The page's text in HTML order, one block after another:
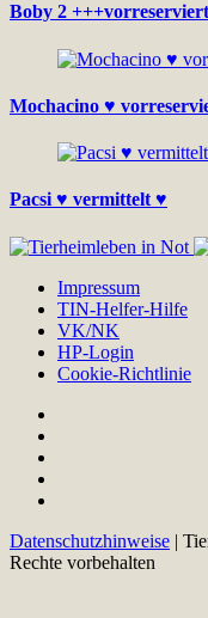
Boby 2
Mochacino ♥
Pacsi ♥ vermittelt ♥
Impressum
TIN-Helfer-Hilfe
VK/NK
HP-Login
Cookie-Richtlinie
Datenschutzhinweise |
Rechte vorbehalten